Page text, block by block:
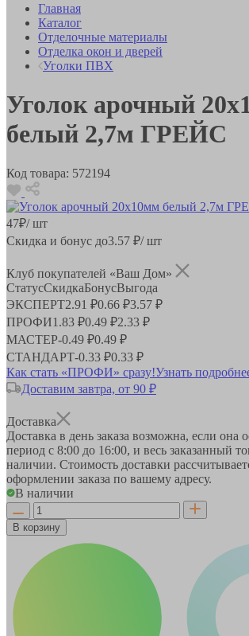
Главная
Каталог
Отделочные материалы
Отделка окон и дверей
Уголки ПВХ
Уголок арочный
белый 2,7м ГРЕЙС
Код товара: 572194
47₽/ шт
Скидка и бонус до3.57 ₽/ шт
Клуб покупателей «Ваш Дом»
СтатусСкидкаБонусВыгода
ЭКСПЕРТ2.91 ₽0.66 ₽3.57 ₽
ПРОФИ1.83 ₽0.49 ₽2.33 ₽
МАСТЕР-0.49 ₽0.49 ₽
СТАНДАРТ-0.33 ₽0.33 ₽
Как стать «ПРОФИ» сразу!Узнать
Доставим завтра, от 90 ₽
Доставка
Доставка в день заказа возможна, если она
период с 8:00 до 16:00, и весь заказанный
наличии. Стоимость доставки
оформлении заказа по вашему адресу.
В наличии
В корзину